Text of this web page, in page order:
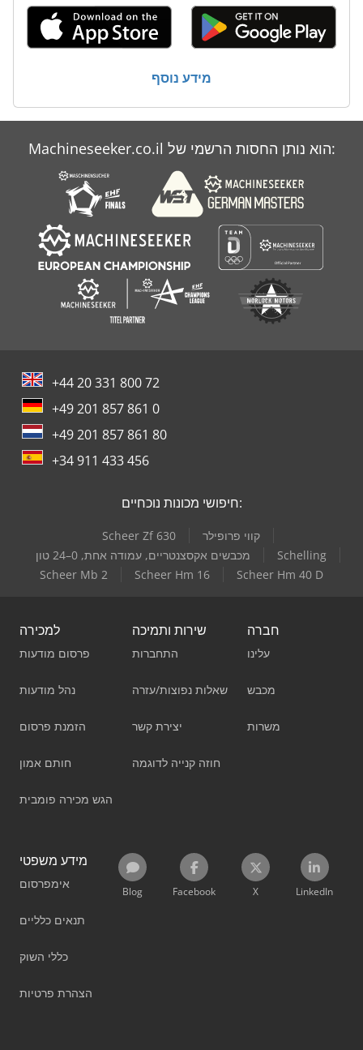
תרגיל יד
מידע נוסף
Machineseeker.co.il הוא נותן החסות הרשמי של:
+44 20 331 800 72
+49 201 857 861 0
+49 201 857 861 80
+34 911 433 456
חיפושי מכונות נוכחיים:
Scheer Zf 630
קווי פרופילר
מכבשים אקסצנטריים, עמודה אחת, 0–24 טון
Schelling
Scheer Mb 2
Scheer Hm 16 Scheer Hm 40 D
למכירה
פרסום מודעות
נהל מודעות
הזמנת פרסום
חותם אמון
הגש מכירה פומבית
שירות ותמיכה
התחברות
שאלות נפוצות/עזרה
יצירת קשר
חוזה קנייה לדוגמה
חברה
עלינו
מכבש
משרות
מידע משפטי
אימפרסום
תנאים כלליים
כללי השוק
הצהרת פרטיות
Blog Facebook X LinkedIn